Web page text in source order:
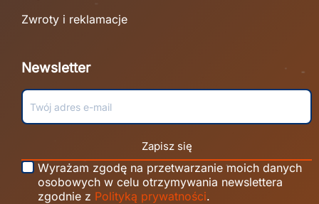
Zwroty i reklamacje
Newsletter
Zapisz się
Wyrażam zgodę na przetwarzanie moich danych
osobowych w celu otrzymywania newslettera
zgodnie z Polityką prywatności.